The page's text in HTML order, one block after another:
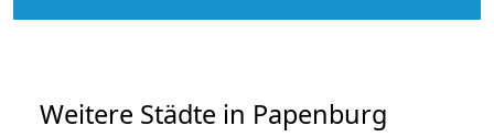
Weitere Städte in Papenburg